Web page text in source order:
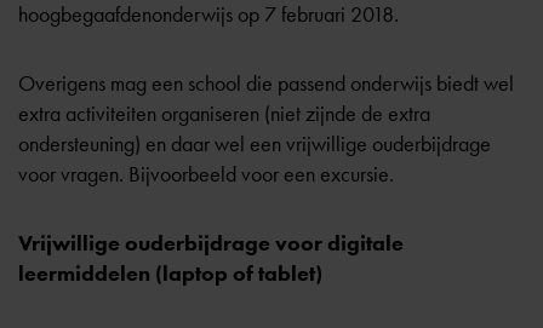
hoogbegaafdenonderwijs op 7 februari 2018.
Overigens mag een school die passend onderwijs biedt wel
extra activiteiten organiseren (niet zijnde de extra
ondersteuning) en daar wel een vrijwillige ouderbijdrage
voor vragen. Bijvoorbeeld voor een excursie.
Vrijwillige ouderbijdrage voor digitale
leermiddelen (laptop of tablet)